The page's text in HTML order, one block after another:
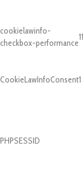
cookielawinfo-
checkbox-performance
CookieLawInfoConsent
PHPSESSID